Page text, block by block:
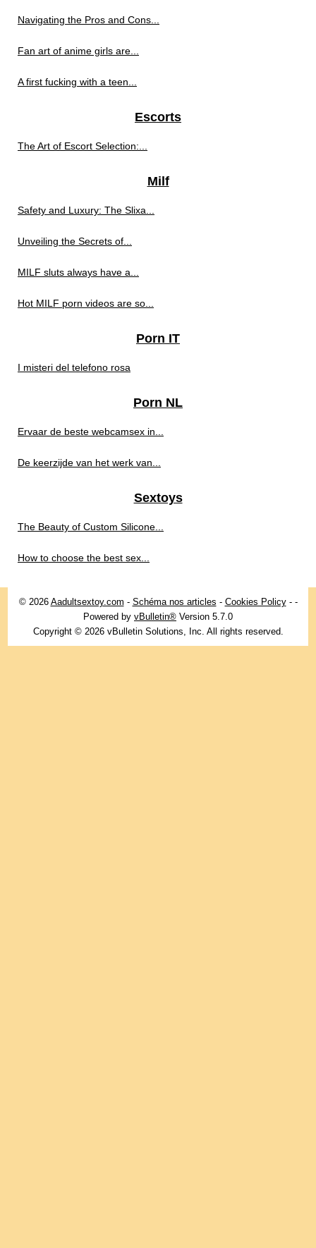
Navigating the Pros and Cons...
Fan art of anime girls are...
A first fucking with a teen...
Escorts
The Art of Escort Selection:...
Milf
Safety and Luxury: The Slixa...
Unveiling the Secrets of...
MILF sluts always have a...
Hot MILF porn videos are so...
Porn IT
I misteri del telefono rosa
Porn NL
Ervaar de beste webcamsex in...
De keerzijde van het werk van...
Sextoys
The Beauty of Custom Silicone...
How to choose the best sex...
© 2026 Aadultsextoy.com - Schéma nos articles - Cookies Policy- -
Powered by vBulletin® Version 5.7.0
Copyright © 2026 vBulletin Solutions, Inc. All rights reserved.